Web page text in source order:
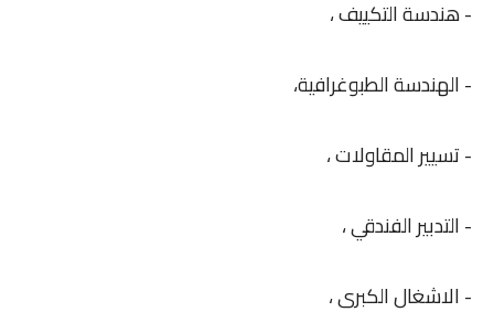
- هندسة التكييف ،
- الهندسة الطبوغرافية،
- تسيير المقاولات ،
- التدبير الفندقي ،
- الاشغال الكبرى ،